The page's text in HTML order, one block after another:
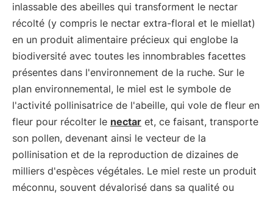
inlassable des abeilles qui transforment le nectar
récolté (y compris le nectar extra-floral et le miellat)
en un produit alimentaire précieux qui englobe la
biodiversité avec toutes les innombrables facettes
présentes dans l'environnement de la ruche. Sur le
plan environnemental, le miel est le symbole de
l'activité pollinisatrice de l'abeille, qui vole de fleur en
fleur pour récolter le nectar et, ce faisant, transporte
son pollen, devenant ainsi le vecteur de la
pollinisation et de la reproduction de dizaines de
milliers d'espèces végétales. Le miel reste un produit
méconnu, souvent dévalorisé dans sa qualité ou